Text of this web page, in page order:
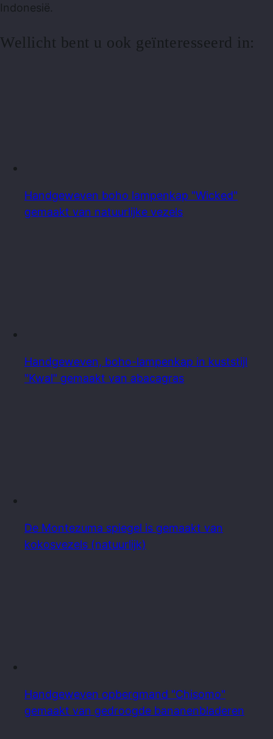
Indonesië.
Wellicht bent u ook geïnteresseerd in:
Handgeweven boho lampenkap "Wicked"
gemaakt van natuurlijke vezels
Handgeweven, boho-lampenkap in kuststijl
"Kwal" gemaakt van abacagras
De Montezuma spiegel is gemaakt van
kokosvezels (natuurlijk)
Handgeweven opbergmand "Chisomo"
gemaakt van gedroogde bananenbladeren